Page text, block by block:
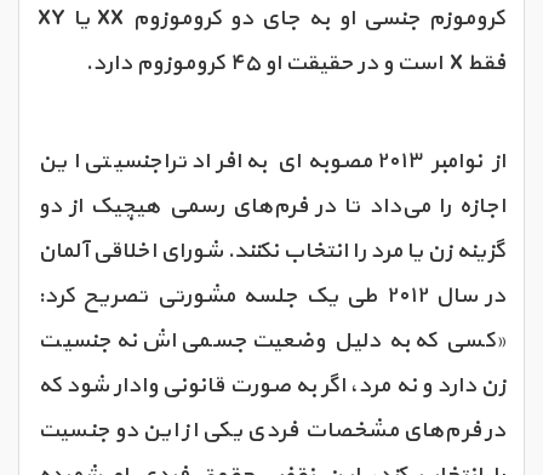
کروموزم جنسی او به جای دو کروموزوم XX یا XY
فقط X است و در حقیقت او ۴۵ کروموزوم دارد.
از نوامبر ۲۰۱۳ مصوبه‌ای به افراد تراجنسیتی این
اجازه را می‌داد تا در فرم‌های رسمی هیچیک از دو
گزینه زن یا مرد را انتخاب نکنند. شورای اخلاقی آلمان
در سال ۲۰۱۲ طی یک جلسه مشورتی تصریح کرد:
«کسی که به دلیل وضعیت جسمی‌اش نه جنسیت
زن دارد و نه مرد، اگر به صورت قانونی وادار ‌شود که
در فرم‌های مشخصات فردی یکی از این دو جنسیت